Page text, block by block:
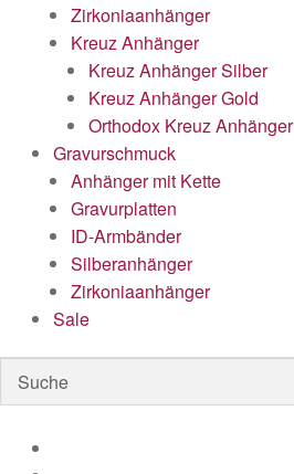
Zirkoniaanhänger
Kreuz Anhänger
Kreuz Anhänger Silber
Kreuz Anhänger Gold
Orthodox Kreuz Anhänger
Gravurschmuck
Anhänger mit Kette
Gravurplatten
ID-Armbänder
Silberanhänger
Zirkoniaanhänger
Sale